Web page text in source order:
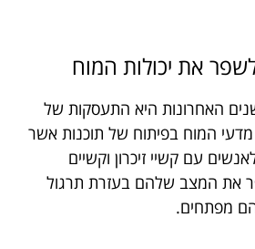
את יכולות המוח
האחרונות היא התעסקות של
המוח בפיתוח של תוכנות אשר
עם קשיי זיכרון וקשיים
את המצב שלהם בעזרת תרגול
מפתחים.